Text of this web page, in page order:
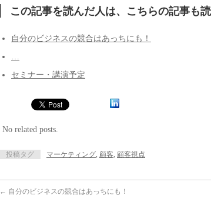
この記事を読んだ人は、こちらの記事も
自分のビジネスの競合はあっちにも！
…
セミナー・講演予定
No related posts.
投稿タグ マーケティング, 顧客, 顧客視点
← 自分のビジネスの競合はあっちにも！